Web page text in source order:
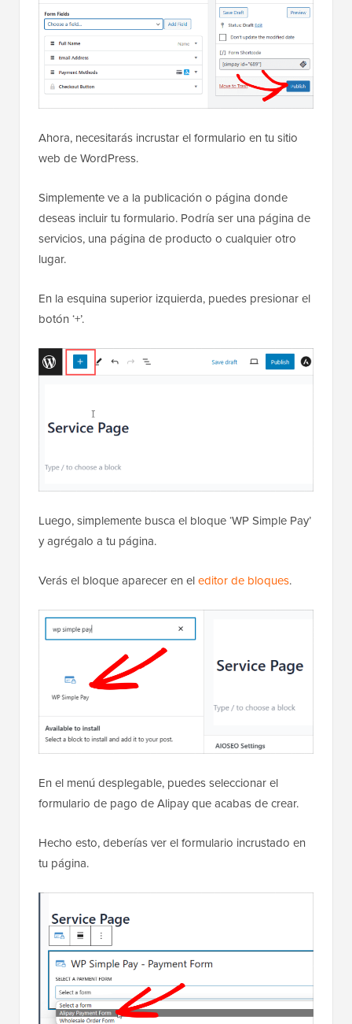
Ahora, necesitarás incrustar el formulario en tu sitio
web de WordPress.
Simplemente ve a la publicación o página donde
deseas incluir tu formulario. Podría ser una página de
servicios, una página de producto o cualquier otro
lugar.
En la esquina superior izquierda, puedes presionar el
botón ‘+’.
Luego, simplemente busca el bloque ‘WP Simple Pay’
y agrégalo a tu página.
Verás el bloque aparecer en eleditor de bloques.
En el menú desplegable, puedes seleccionar el
formulario de pago de Alipay que acabas de crear.
Hecho esto, deberías ver el formulario incrustado en
tu página.